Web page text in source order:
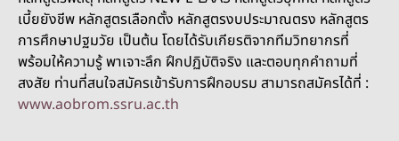
เบี้ยยังชีพ หลักสูตรเลือกตั้ง หลักสูตรงบประมาณตรง หลักสูตร
การศึกษาปฐมวัย เป็นต้น โดยได้รับเกียรติจากทีมวิทยากรที่
พร้อมให้ความรู้ พาเจาะลึก ฝึกปฏิบัติจริง และตอบทุกคำถามที่
สงสัย ท่านที่สนใจสมัครเข้ารับการฝึกอบรม สามารถสมัครได้ที่ :
www.aobrom.ssru.ac.th